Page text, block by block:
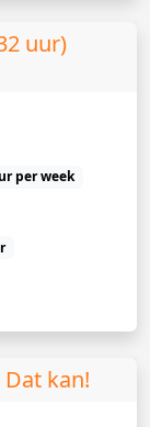
uur)
per week
kan!